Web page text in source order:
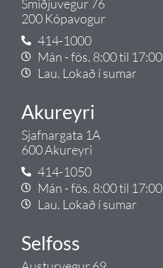
Smiðjuvegur 76
200 Kópavogur
414-1000
Mán - fös. 8:00 til 17:00
Lau. Lokað í sumar
Akureyri
Sjafnargata 1A
600 Akureyri
414-1050
Mán - fös. 8:00 til 17:00
Lau. Lokað í sumar
Selfoss